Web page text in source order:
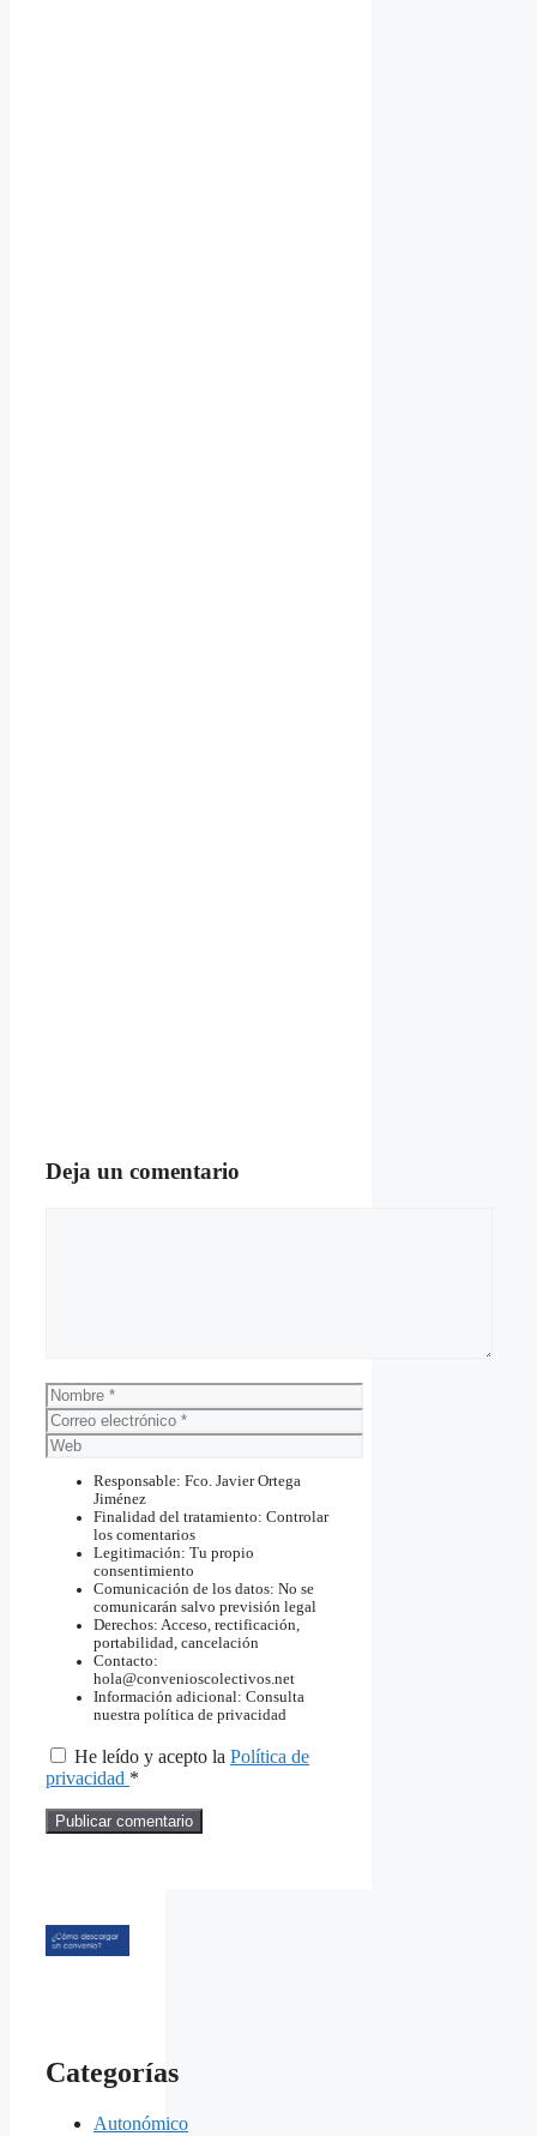
Deja un comentario
Nombre
Correo
electrónico
Web
Responsable: Fco. Javier Ortega
Jiménez
Finalidad del tratamiento: Controlar
los comentarios
Legitimación: Tu propio
consentimiento
Comunicación de los datos: No se
comunicarán salvo previsión legal
Derechos: Acceso, rectificación,
portabilidad, cancelación
Contacto:
hola@convenioscolectivos.net
Información adicional: Consulta
nuestra política de privacidad
He leído y acepto la Política de
privacidad *
Categorías
Autonómico